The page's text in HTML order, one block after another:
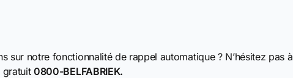
sur notre fonctionnalité de rappel automatique ? N’hésitez pas à
gratuit0800-BELFABRIEK.